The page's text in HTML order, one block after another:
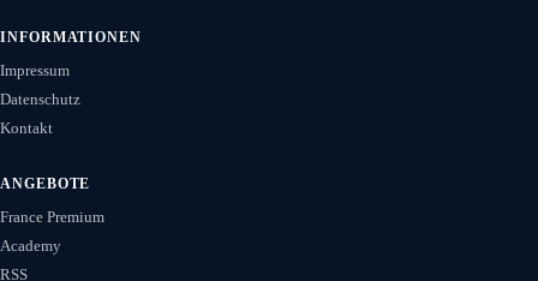
INFORMATIONEN
Impressum
Datenschutz
Kontakt
ANGEBOTE
France Premium
Academy
RSS